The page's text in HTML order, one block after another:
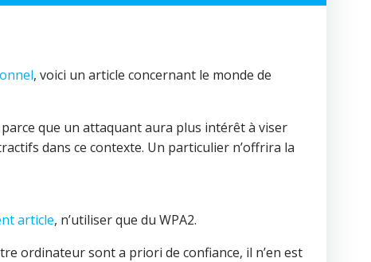
, voici un article concernant le monde de
que un attaquant aura plus intérêt à viser
dans ce contexte. Un particulier n’offrira la
article, n’utiliser que du WPA2.
ordinateur sont a priori de confiance, il n’en est